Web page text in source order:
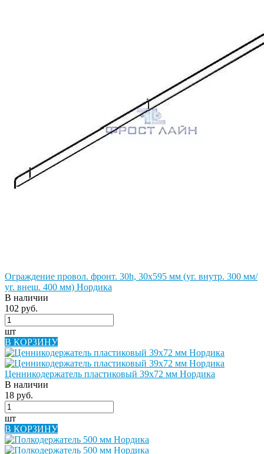
Ограждение провол. фронт. 30h, 30х595 мм (уг. внутр. 300 мм/
уг. внеш. 400 мм) Нордика
В наличии
102 руб.
шт
В КОРЗИНУ
Ценникодержатель пластиковый 39х72 мм Нордика
В наличии
18 руб.
шт
В КОРЗИНУ